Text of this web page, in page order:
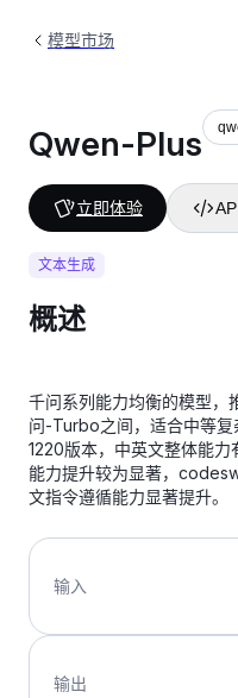
模型市场
Qwen-Plus
立即体验
文本生成
概述
千问系列能力均衡的模型，
问-Turbo之间，适合中等
1220版本，中英文整体能
能力提升较为显著，
文指令遵循能力显著提升。
输入
输出